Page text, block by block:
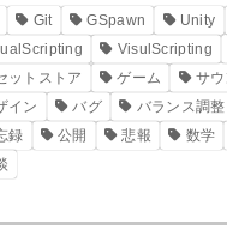
Git GSpawn Unity
VisulScripting
ットストア
ゲーム サ
イン
バグ バランス調整
録
公開 悲報 数学